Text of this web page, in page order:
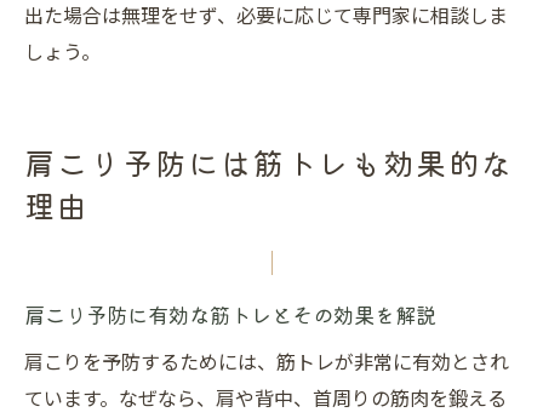
出た場合は無理をせず、必要に応じて専門家に相談しま
しょう。
肩こり予防には筋トレも効果的な
理由
肩こり予防に有効な筋トレとその効果を解説
肩こりを予防するためには、筋トレが非常に有効とされ
ています。なぜなら、肩や背中、首周りの筋肉を鍛える